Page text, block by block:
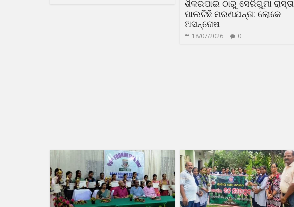
ଶିକରପାଇ ଠାରୁ ସେରିଗୁମା ରାସ୍ତା
ପାଲଟିଛି ମରଣଯନ୍ତା: ଲୋକେ
ଅସନ୍ତୋଷ
18/07/2026 0